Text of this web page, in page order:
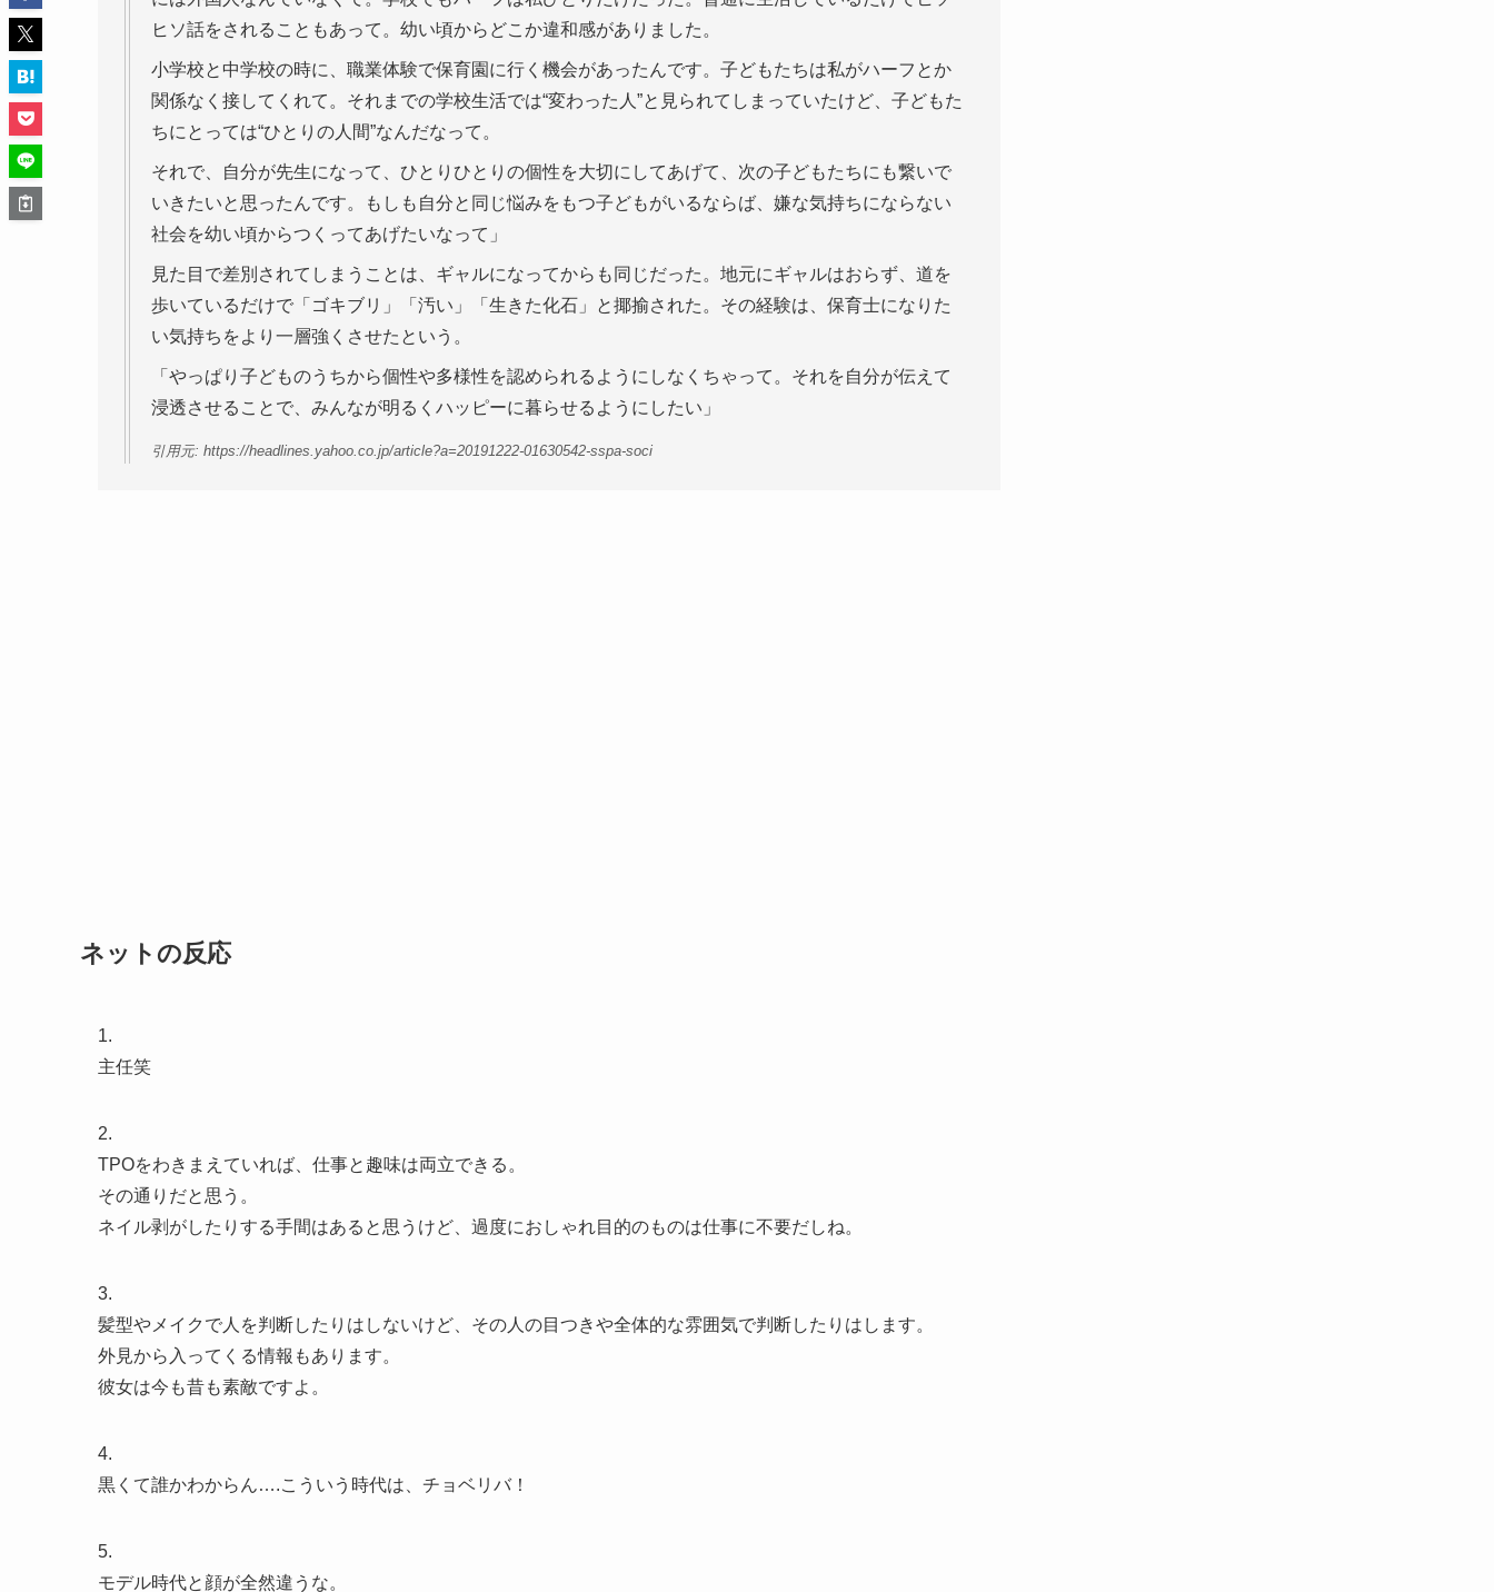
ヒソ話をされることもあって。幼い頃からどこか違和感がありました。
小学校と中学校の時に、職業体験で保育園に行く機会があったんです。子どもたちは私がハーフとか
関係なく接してくれて。それまでの学校生活では“変わった人”と見られてしまっていたけど、子どもた
ちにとっては“ひとりの人間”なんだなって。
それで、自分が先生になって、ひとりひとりの個性を大切にしてあげて、次の子どもたちにも繋いで
いきたいと思ったんです。もしも自分と同じ悩みをもつ子どもがいるならば、嫌な気持ちにならない
社会を幼い頃からつくってあげたいなって」
見た目で差別されてしまうことは、ギャルになってからも同じだった。地元にギャルはおらず、道を
歩いているだけで「ゴキブリ」「汚い」「生きた化石」と揶揄された。その経験は、保育士になりた
い気持ちをより一層強くさせたという。
「やっぱり子どものうちから個性や多様性を認められるようにしなくちゃって。それを自分が伝えて
浸透させることで、みんなが明るくハッピーに暮らせるようにしたい」
引用元: https://headlines.yahoo.co.jp/article?a=20191222-01630542-sspa-soci
ネットの反応
1.
主任笑
2.
TPOをわきまえていれば、仕事と趣味は両立できる。
その通りだと思う。
ネイル剥がしたりする手間はあると思うけど、過度におしゃれ目的のものは仕事に不要だしね。
3.
髪型やメイクで人を判断したりはしないけど、その人の目つきや全体的な雰囲気で判断したりはします。
外見から入ってくる情報もあります。
彼女は今も昔も素敵ですよ。
4.
黒くて誰かわからん….こういう時代は、チョベリバ！
5.
モデル時代と顔が全然違うな。